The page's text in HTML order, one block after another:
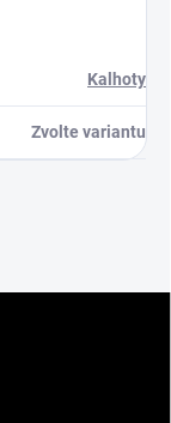
Kalhoty
Zvolte variantu